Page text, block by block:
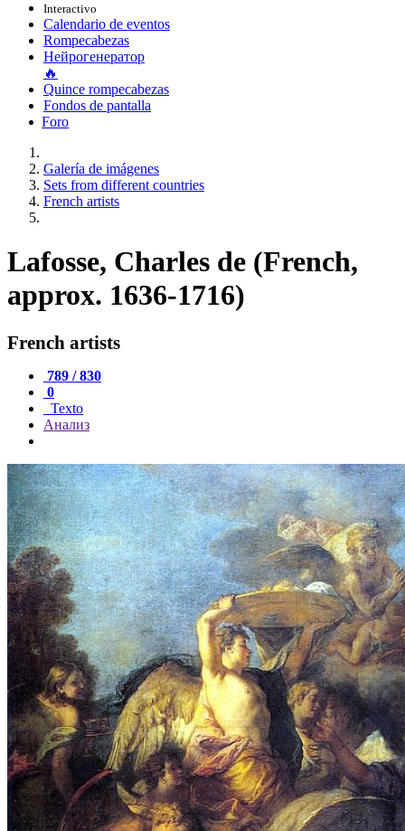
Interactivo
Calendario de eventos
Rompecabezas
Нейрогенератор
🔥
Quince rompecabezas
Fondos de pantalla
Foro
Galería de imágenes
Sets from different countries
French artists
Lafosse, Charles de (French,
approx. 1636-1716)
French artists
789 / 830
0
Texto
Анализ